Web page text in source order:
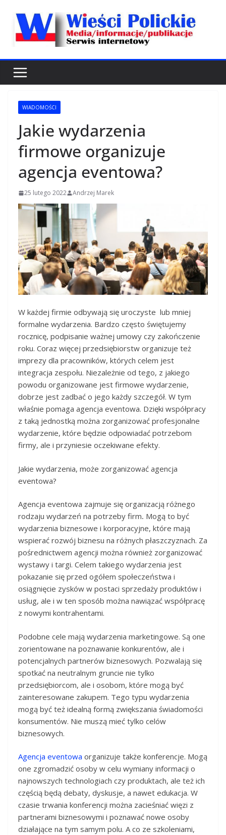
WIADOMOŚCI
Jakie wydarzenia
firmowe organizuje
agencja eventowa?
25 lutego 2022 Andrzej Marek
W każdej firmie odbywają się uroczyste lub mniej
formalne wydarzenia. Bardzo często świętujemy
rocznicę, podpisanie ważnej umowy czy zakończenie
roku. Coraz więcej przedsiębiorstw organizuje też
imprezy dla pracowników, których celem jest
integracja zespołu. Niezależnie od tego, z jakiego
powodu organizowane jest firmowe wydarzenie,
dobrze jest zadbać o jego każdy szczegół. W tym
właśnie pomaga agencja eventowa. Dzięki współpracy
z taką jednostką można zorganizować profesjonalne
wydarzenie, które będzie odpowiadać potrzebom
firmy, ale i przyniesie oczekiwane efekty.
Jakie wydarzenia, może zorganizować agencja
eventowa?
Agencja eventowa zajmuje się organizacją różnego
rodzaju wydarzeń na potrzeby firm. Mogą to być
wydarzenia biznesowe i korporacyjne, które mają
wspierać rozwój biznesu na różnych płaszczyznach. Za
pośrednictwem agencji można również zorganizować
wystawy i targi. Celem takiego wydarzenia jest
pokazanie się przed ogółem społeczeństwa i
osiągnięcie zysków w postaci sprzedaży produktów i
usług, ale i w ten sposób można nawiązać współpracę
z nowymi kontrahentami.
Podobne cele mają wydarzenia marketingowe. Są one
zorientowane na poznawanie konkurentów, ale i
potencjalnych partnerów biznesowych. Pozwalają się
spotkać na neutralnym gruncie nie tylko
przedsiębiorcom, ale i osobom, które mogą być
zainteresowane zakupem. Tego typu wydarzenia
mogą być też idealną formą zwiększania świadomości
konsumentów. Nie muszą mieć tylko celów
biznesowych.
Agencja eventowa organizuje także konferencje. Mogą
one zgromadzić osoby w celu wymiany informacji o
najnowszych technologiach czy produktach, ale też ich
częścią będą debaty, dyskusje, a nawet edukacja. W
czasie trwania konferencji można zacieśniać więzi z
partnerami biznesowymi i poznawać nowe osoby
działające na tym samym polu. A co ze szkoleniami,